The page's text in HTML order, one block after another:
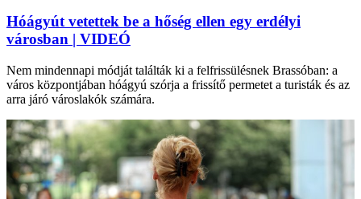
Hóágyút vetettek be a hőség ellen egy erdélyi
városban | VIDEÓ
Nem mindennapi módját találták ki a felfrissülésnek Brassóban: a
város központjában hóágyú szórja a frissítő permetet a turisták és az
arra járó városlakók számára.